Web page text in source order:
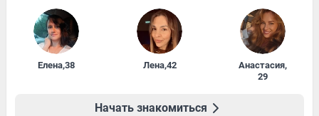
Елена,38 Лена,42 Анастасия,
29
Начать знакомиться